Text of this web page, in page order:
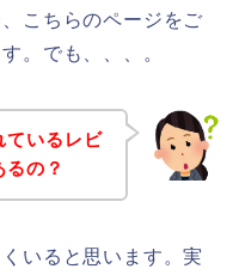
こちらのページをご
。でも、、、。
ているレビ
の？
いると思います。実